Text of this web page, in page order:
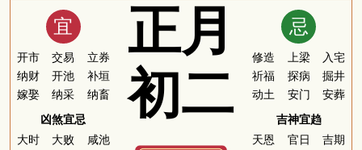
宜
开市 交易
立券
纳财
开池
补垣
嫁娶
纳采
纳畜
凶煞宜忌
大时
大败
咸池
正月
初二
忌
修造 上梁
入宅
祈福
探病
掘井
动土
安门
安葬
吉神宜趋
天恩
官日
吉期